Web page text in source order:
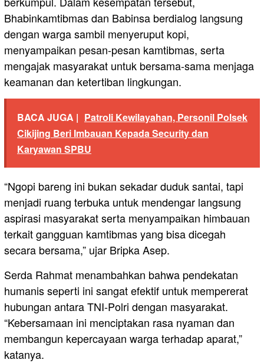
Bhabinkamtibmas dan Babinsa berdialog langsung
dengan warga sambil menyeruput kopi,
menyampaikan pesan-pesan kamtibmas, serta
mengajak masyarakat untuk bersama-sama menjaga
keamanan dan ketertiban lingkungan.
BACA JUGA | Patroli Kewilayahan, Personil Polsek
Cikijing Beri Imbauan Kepada Security dan
Karyawan SPBU
“Ngopi bareng ini bukan sekadar duduk santai, tapi
menjadi ruang terbuka untuk mendengar langsung
aspirasi masyarakat serta menyampaikan himbauan
terkait gangguan kamtibmas yang bisa dicegah
secara bersama,” ujar Bripka Asep.
Serda Rahmat menambahkan bahwa pendekatan
humanis seperti ini sangat efektif untuk mempererat
hubungan antara TNI-Polri dengan masyarakat.
“Kebersamaan ini menciptakan rasa nyaman dan
membangun kepercayaan warga terhadap aparat,”
katanya.